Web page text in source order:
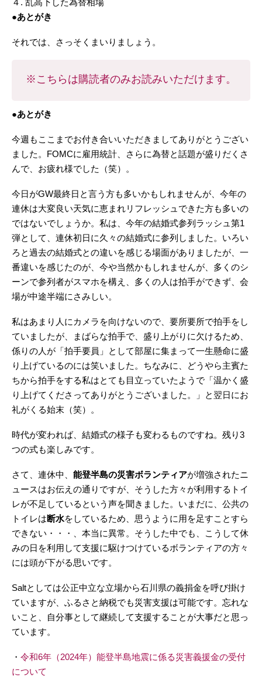
４. 乱高下した為替相場
●あとがき
それでは、さっそくまいりましょう。
※こちらは購読者のみお読みいただけます。
●あとがき
今週もここまでお付き合いいただきましてありがとうござい
ました。FOMCに雇用統計、さらに為替と話題が盛りだくさ
んで、お疲れ様でした（笑）。
今日がGW最終日と言う方も多いかもしれませんが、今年の
連休は大変良い天気に恵まれリフレッシュできた方も多いの
ではないでしょうか。私は、今年の結婚式参列ラッシュ第1
弾として、連休初日に久々の結婚式に参列しました。いろい
ろと過去の結婚式との違いを感じる場面がありましたが、一
番違いを感じたのが、今や当然かもしれませんが、多くのシ
ーンで参列者がスマホを構え、多くの人は拍手ができず、会
場が中途半端にさみしい。
私はあまり人にカメラを向けないので、要所要所で拍手をし
ていましたが、まばらな拍手で、盛り上がりに欠けるため、
係りの人が「拍手要員」として部屋に集まって一生懸命に盛
り上げているのには笑いました。ちなみに、どうやら主賓た
ちから拍手をする私はとても目立っていたようで「温かく盛
り上げてくださってありがとうございました。」と翌日にお
礼がくる始末（笑）。
時代が変われば、結婚式の様子も変わるものですね。残り3
つの式も楽しみです。
さて、連休中、 能登半島の災害ボランティアが増強されたニ
ュースはお伝えの通りですが、そうした方々が利用するトイ
レが不足しているという声を聞きました。いまだに、公共の
トイレは断水をしているため、思うように用を足すことすら
できない・・・、本当に異常。そうした中でも、こうして休
みの日を利用して支援に駆けつけているボランティアの方々
には頭が下がる思いです。
Saltとしては公正中立な立場から石川県の義捐金を呼び掛け
ていますが、ふるさと納税でも災害支援は可能です。忘れな
いこと、自分事として継続して支援することが大事だと思っ
ています。
・ 令和6年（2024年）能登半島地震に係る災害義援金の受付
について